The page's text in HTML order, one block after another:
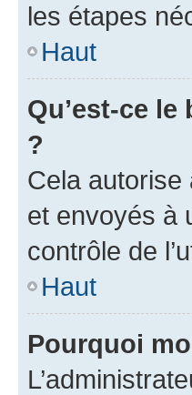
les étapes
Haut
Qu’est-ce
?
Cela
et envoyés à
contrôle de
Haut
Pourquoi